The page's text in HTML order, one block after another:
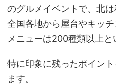
のグルメイベントで、北は
全国各地から屋台やキッチ
メニューは200種類以上と
特に印象に残ったポイン
ます。